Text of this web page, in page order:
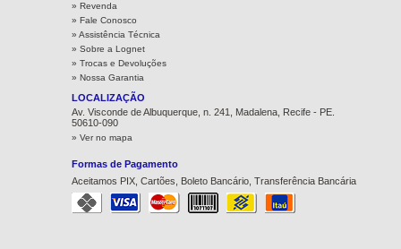
» Revenda
» Fale Conosco
» Assistência Técnica
» Sobre a Lognet
» Trocas e Devoluções
» Nossa Garantia
LOCALIZAÇÃO
Av. Visconde de Albuquerque, n. 241, Madalena, Recife - PE.
50610-090
» Ver no mapa
Formas de Pagamento
Aceitamos PIX, Cartões, Boleto Bancário, Transferência Bancária